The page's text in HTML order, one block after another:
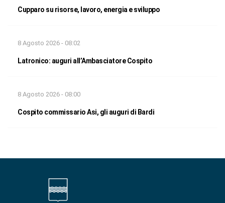
Cupparo su risorse, lavoro, energia e sviluppo
8 Agosto 2026 - 08:02
Latronico: auguri all’Ambasciatore Cospito
8 Agosto 2026 - 08:00
Cospito commissario Asi, gli auguri di Bardi